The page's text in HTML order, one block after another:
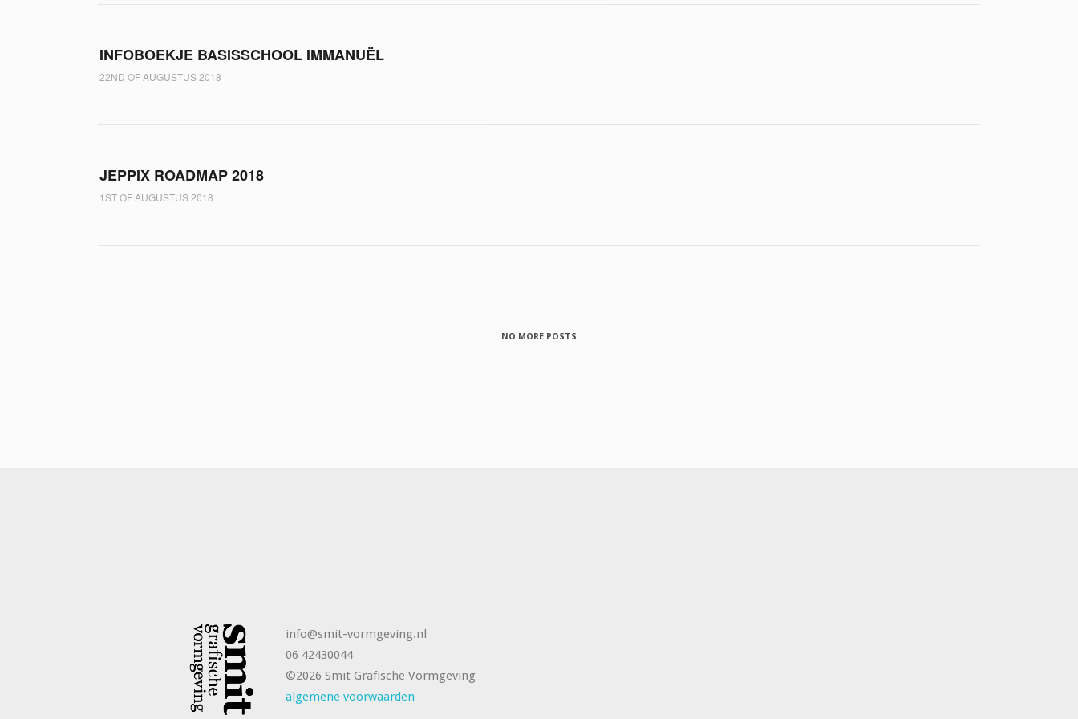
INFOBOEKJE BASISSCHOOL IMMANUËL
22ND OF AUGUSTUS 2018
JEPPIX ROADMAP 2018
1ST OF AUGUSTUS 2018
NO MORE POSTS
info@smit-vormgeving.nl
06 42430044
©2026 Smit Grafische Vormgeving
algemene voorwaarden